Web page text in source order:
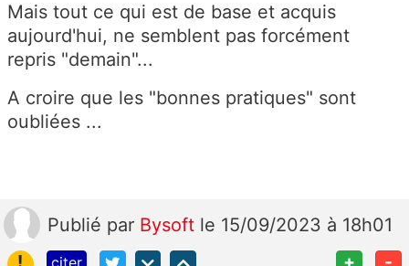
Mais tout ce qui est de base et acquis
aujourd'hui, ne semblent pas forcément
repris "demain"...
A croire que les "bonnes pratiques" sont
oubliées ...
Publié par Bysoft le 15/09/2023 à 18h01
!
+ -